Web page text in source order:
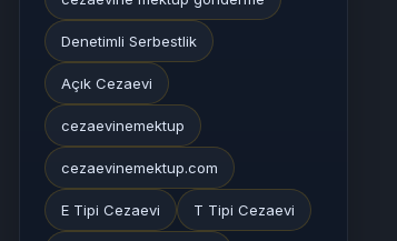
Denetimli Serbestlik
Açık Cezaevi
cezaevinemektup
cezaevinemektup.com
E Tipi Cezaevi T Tipi Cezaevi